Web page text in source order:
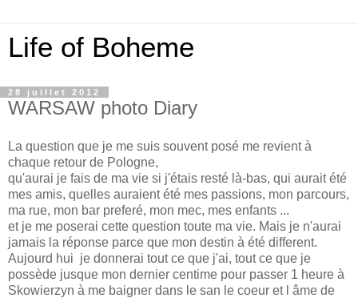
Life of Boheme
28 juillet 2012
WARSAW photo Diary
La question que je me suis souvent posé me revient à
chaque retour de Pologne,
qu'aurai je fais de ma vie si j'étais resté là-bas, qui aurait été
mes amis, quelles auraient été mes passions, mon parcours,
ma rue, mon bar preferé, mon mec, mes enfants ...
et je me poserai cette question toute ma vie. Mais je n'aurai
jamais la réponse parce que mon destin à été different.
Aujourd hui je donnerai tout ce que j'ai, tout ce que je
possède jusque mon dernier centime pour passer 1 heure à
Skowierzyn à me baigner dans le san le coeur et l âme de